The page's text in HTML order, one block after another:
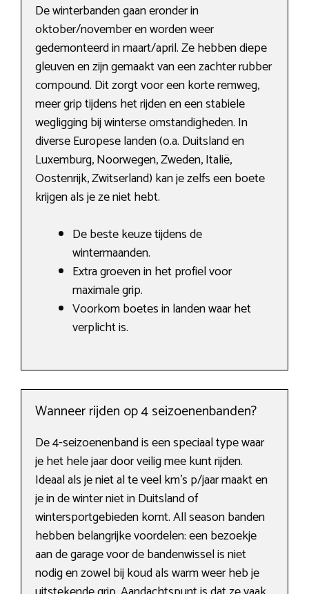
De winterbanden gaan eronder in
oktober/november en worden weer
gedemonteerd in maart/april. Ze hebben diepe
gleuven en zijn gemaakt van een zachter rubber
compound. Dit zorgt voor een korte remweg,
meer grip tijdens het rijden en een stabiele
wegligging bij winterse omstandigheden. In
diverse Europese landen (o.a. Duitsland en
Luxemburg, Noorwegen, Zweden, Italië,
Oostenrijk, Zwitserland) kan je zelfs een boete
krijgen als je ze niet hebt.
De beste keuze tijdens de
wintermaanden.
Extra groeven in het profiel voor
maximale grip.
Voorkom boetes in landen waar het
verplicht is.
Wanneer rijden op 4 seizoenenbanden?
De 4-seizoenenband is een speciaal type waar
je het hele jaar door veilig mee kunt rijden.
Ideaal als je niet al te veel km’s p/jaar maakt en
je in de winter niet in Duitsland of
wintersportgebieden komt. All season banden
hebben belangrijke voordelen: een bezoekje
aan de garage voor de bandenwissel is niet
nodig en zowel bij koud als warm weer heb je